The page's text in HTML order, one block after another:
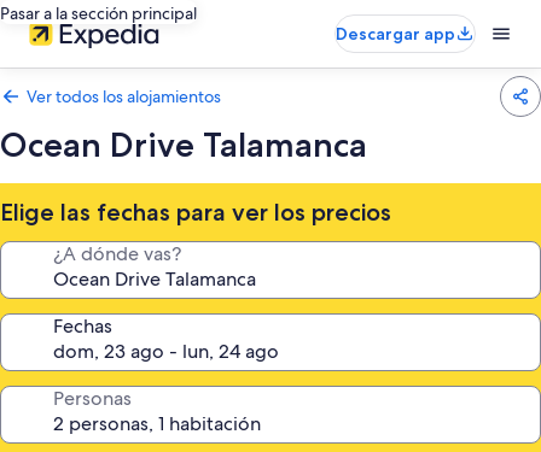
Pasar a la sección principal
Descargar app
Ver todos los alojamientos
Ocean Drive Talamanca
Elige las fechas para ver los precios
¿A dónde vas?
Fechas
Personas